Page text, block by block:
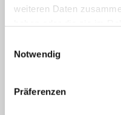
weiteren Daten
Notwendig
Präferenzen
Samsung Galaxy